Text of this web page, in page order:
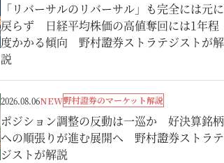
「リバーサルのリバーサル」も完全には元に
戻らず 日経平均株価の高値奪回には1年程
度かかる傾向 野村證券ストラテジストが解
説
2026.08.06NEW野村證券のマーケット解説
ポジション調整の反動は一巡か 好決算銘柄
への順張りが進む展開へ 野村證券ストラテ
ジストが解説